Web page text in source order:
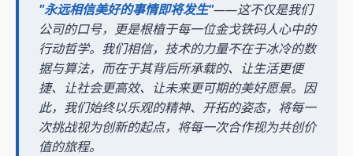
"永远相信美好的事情即将发生"——这不仅是我们
公司的口号，更是根植于每一位金戈铁码人心中的
行动哲学。我们相信，技术的力量不在于冰冷的数
据与算法，而在于其背后所承载的、让生活更便
捷、让社会更高效、让未来更可期的美好愿景。因
此，我们始终以乐观的精神、开拓的姿态，将每一
次挑战视为创新的起点，将每一次合作视为共创价
值的旅程。